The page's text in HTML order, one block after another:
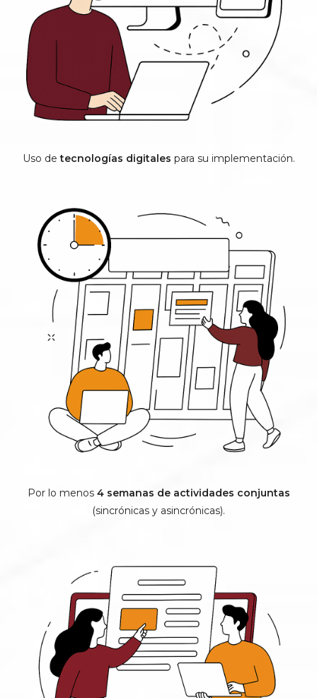
Uso de tecnologías digitales para su implementación.
Por lo menos4 semanas de actividades conjuntas
(sincrónicas y asincrónicas).